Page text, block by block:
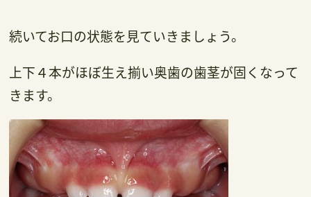
続いてお口の状態を見ていきましょう。
上下４本がほぼ生え揃い奥歯の歯茎が固くなって
きます。